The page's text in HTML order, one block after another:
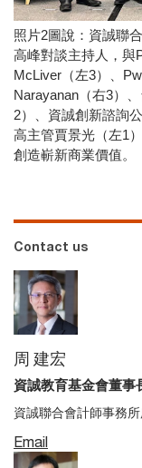
照片2圖說：資誠聯
高峰對談主持人，與
McLiver（左3）、
Narayanan（右3）
2）、資誠創新諮詢
高主管賈景光（左1
創造嶄新商業價值。
Contact us
周 建宏
資誠教育基金會董
資誠聯合會計師事務
Email